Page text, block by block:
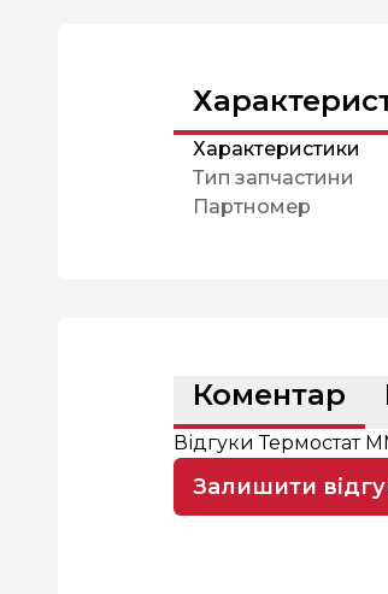
Характеристики
Тип запчастини
Партномер
Коментар
Відгуки Термостат
Залишити